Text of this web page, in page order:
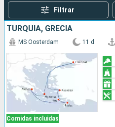
Filtrar
TURQUÍA, GRECIA
Comidas incluidas
MS Oosterdam 11 d